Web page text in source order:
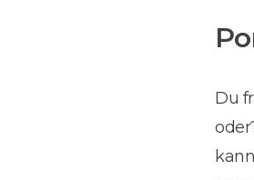
Du